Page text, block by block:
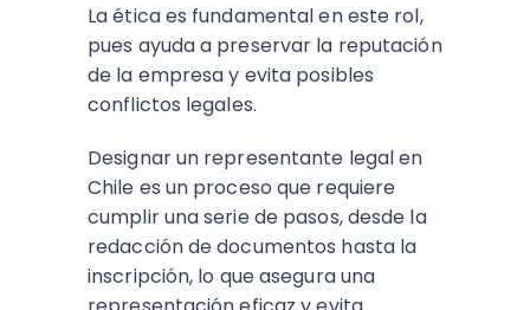
La ética es fundamental en este rol,
pues ayuda a preservar la reputación
de la empresa y evita posibles
conflictos legales​.
Designar un representante legal en
Chile es un proceso que requiere
cumplir una serie de pasos, desde la
redacción de documentos hasta la
inscripción, lo que asegura una